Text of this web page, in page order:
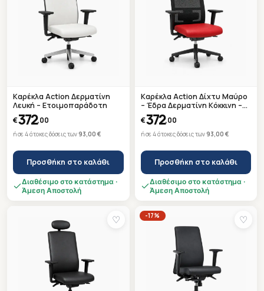
Καρέκλα Action Δερματίνη
Λευκή – Ετοιμοπαράδοτη
€372,00
ή σε 4 άτοκες δόσεις των93,00 €
Προσθήκη στο καλάθι
Διαθέσιμο στο κατάστημα ·
Άμεση Αποστολή
Καρέκλα Action Δίχτυ Μαύρο
– Έδρα Δερματίνη Κόκκινη –
Συρόμενη Έδρα –
Ετοιμοπαράδοτη
€372,00
ή σε 4 άτοκες δόσεις των93,00 €
Προσθήκη στο καλάθι
Διαθέσιμο στο κατάστημα ·
Άμεση Αποστολή
♡ -17% ♡